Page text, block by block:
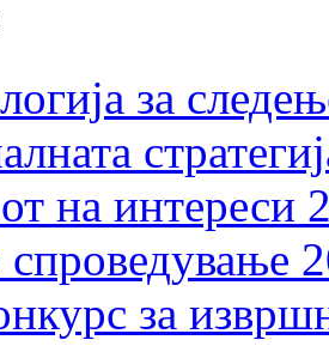
за
на интереси
спроведување
за